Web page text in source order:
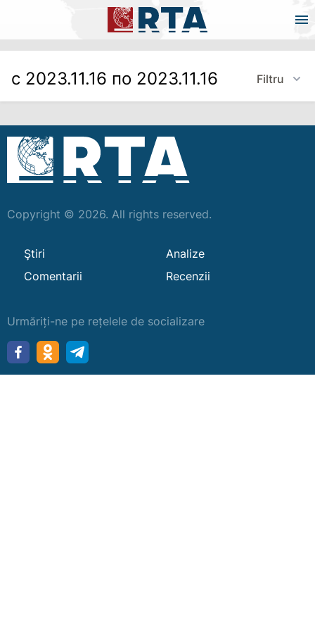
с 2023.11.16 по 2023.11.16 Filtru
Copyright © 2026. All rights reserved.
Ştiri
Analize
Comentarii
Recenzii
Urmăriți-ne pe rețelele de socializare